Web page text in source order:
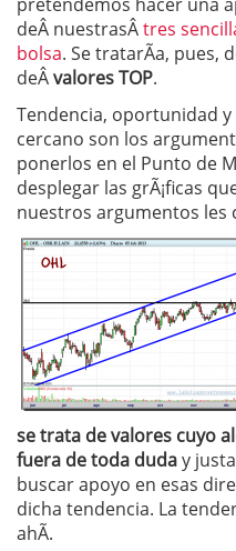
deÂ nuestrasÂtres
bolsa. Se tratarÃ­a, pues,
deÂvalores TOP.
Tendencia, oportunidad y
cercano son los
ponerlos en el Punto de
desplegar las grÃ¡ficas
nuestros argumentos les
se trata de valores cuyo
fuera de toda duday
buscar apoyo en esas
dicha tendencia. La
ahÃ­.